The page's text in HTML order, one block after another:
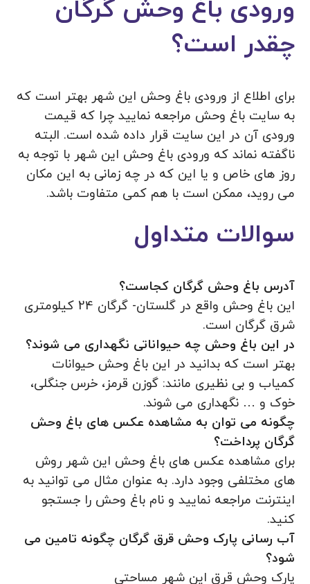
ورودی باغ وحش گرگان
چقدر است؟
برای اطلاع از ورودی باغ وحش این شهر بهتر است که
به سایت باغ وحش مراجعه نمایید چرا که قیمت
ورودی آن در این سایت قرار داده شده است. البته
ناگفته نماند که ورودی باغ وحش این شهر با توجه به
روز های خاص و یا این که در چه زمانی به این مکان
می‌ روید، ممکن است با هم کمی متفاوت باشد.
سوالات متداول
آدرس باغ وحش گرگان کجاست؟
این باغ وحش واقع در گلستان- گرگان 24 کیلومتری
شرق گرگان است.
در این باغ وحش چه حیواناتی نگهداری می شوند؟
بهتر است که بدانید در این باغ وحش حیوانات
کمیاب و بی نظیری مانند: گوزن قرمز، خرس جنگلی،
خوک و … نگهداری می شوند.
چگونه می توان به مشاهده عکس های باغ وحش
گرگان پرداخت؟
برای مشاهده عکس های باغ وحش این شهر روش
های مختلفی وجود دارد. به عنوان مثال می توانید به
اینترنت مراجعه نمایید و نام باغ وحش را جستجو
کنید.
آب رسانی پارک وحش قرق گرگان چگونه تامین می
شود؟
پارک وحش قرق این شهر مساحتی